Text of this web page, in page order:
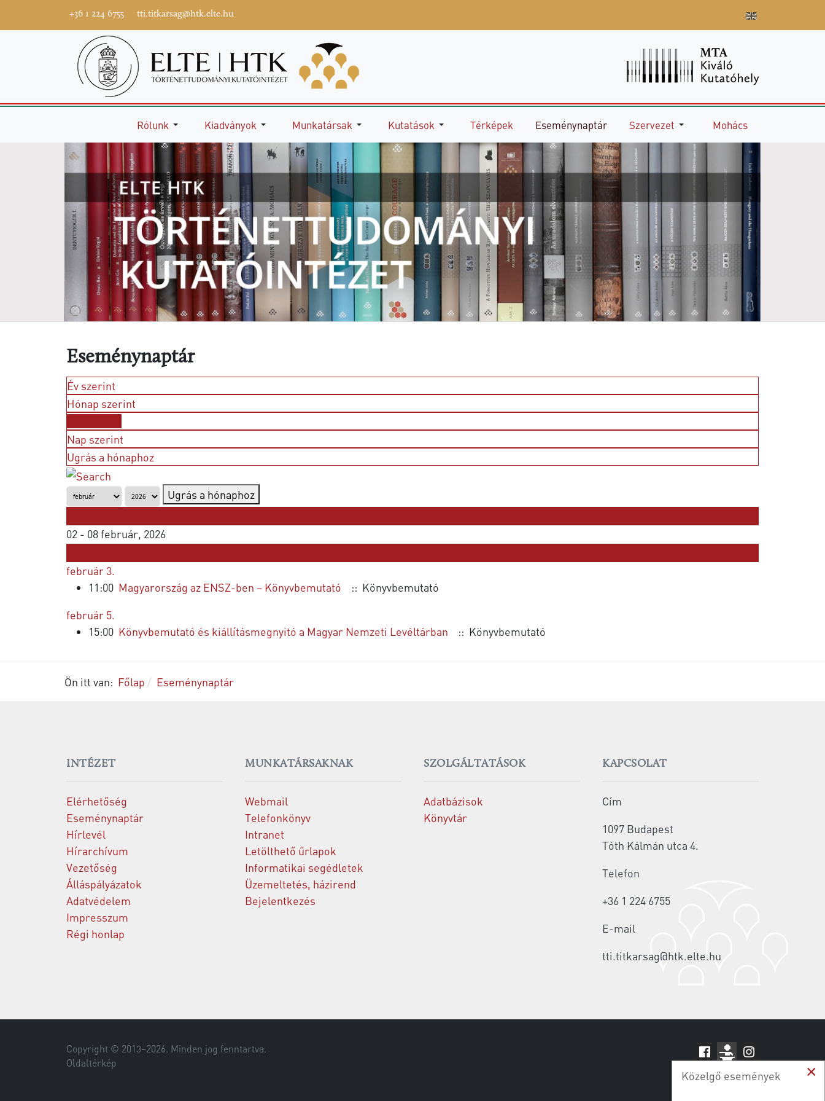
+36 1 224 6755 tti.titkarsag@htk.elte.hu
Rólunk Kiadványok Munkatársak Kutatások Térképek Eseménynaptár Szervezet Mohács
Eseménynaptár
Év szerint
Hónap szerint
Nap szerint
Ugrás a hónaphoz
Ugrás a hónaphoz
02 - 08 február, 2026
február 3.
11:00 Magyarország az ENSZ-ben – Könyvbemutató
:: Könyvbemutató
február 5.
15:00 Könyvbemutató és kiállításmegnyitó a Magyar Nemzeti Levéltárban :: Könyvbemutató
Ön itt van: Főlap Eseménynaptár
INTÉZET
Elérhetőség
Eseménynaptár
Hírlevél
Hírarchívum
Vezetőség
Álláspályázatok
Adatvédelem
Impresszum
Régi honlap
MUNKATÁRSAKNAK
Webmail
Telefonkönyv
Intranet
Letölthető űrlapok
Informatikai segédletek
Üzemeltetés, házirend
Bejelentkezés
SZOLGÁLTATÁSOK
Adatbázisok
Könyvtár
KAPCSOLAT
Cím
1097 Budapest
Tóth Kálmán utca 4.
Telefon
+36 1 224 6755
E-mail
tti.titkarsag@htk.elte.hu
Copyright © 2013–2026. Minden jog fenntartva.
Oldaltérkép
×
Közelgő események